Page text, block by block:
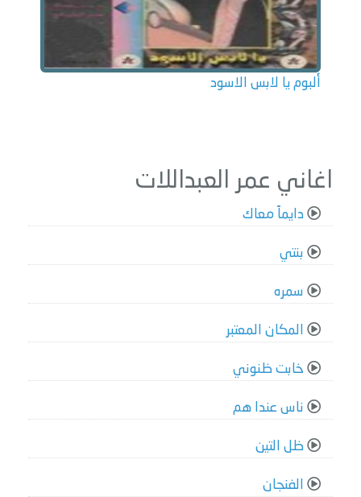
ألبوم يا لابس الاسود
اغاني عمر العبداللات
دايماً معاك
بنتي
سمره
المكان المعتبر
خابت ظنوني
ناس عندا هم
ظل التين
الفنجان